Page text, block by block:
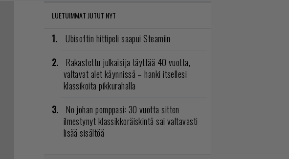
LUETUIMMAT JUTUT NYT
Ubisoftin hittipeli saapui Steamiin
Rakastettu julkaisija täyttää 40 vuotta,
valtavat alet käynnissä – hanki itsellesi
klassikoita pikkurahalla
No johan pomppasi: 30 vuotta sitten
ilmestynyt klassikkoräiskintä sai valtavasti
lisää sisältöä